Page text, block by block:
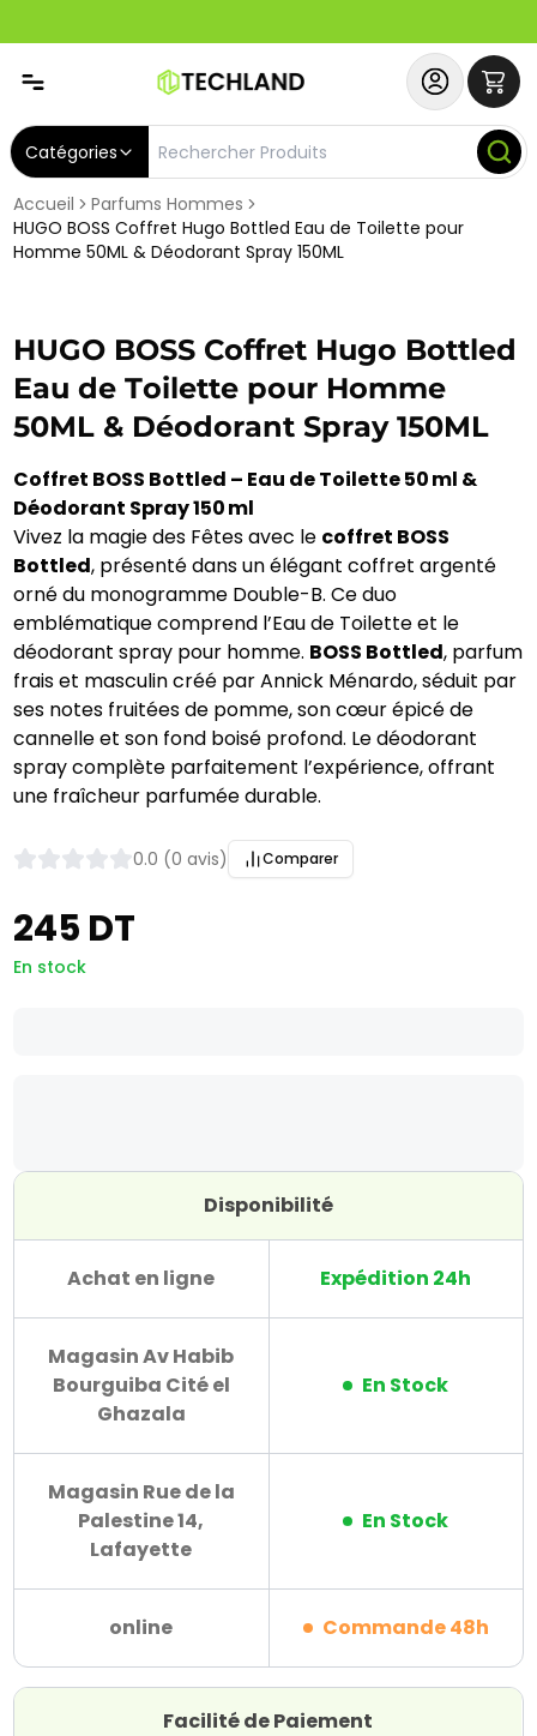
Catégories
Accueil
Parfums Hommes
HUGO BOSS Coffret Hugo Bottled Eau de Toilette pour
Homme 50ML & Déodorant Spray 150ML
HUGO BOSS Coffret Hugo Bottled
Eau de Toilette pour Homme
50ML & Déodorant Spray 150ML
Coffret BOSS Bottled – Eau de Toilette 50 ml &
Déodorant Spray 150 ml
Vivez la magie des Fêtes avec le coffret BOSS
Bottled, présenté dans un élégant coffret argenté
orné du monogramme Double-B. Ce duo
emblématique comprend l’Eau de Toilette et le
déodorant spray pour homme. BOSS Bottled, parfum
frais et masculin créé par Annick Ménardo, séduit par
ses notes fruitées de pomme, son cœur épicé de
cannelle et son fond boisé profond. Le déodorant
spray complète parfaitement l’expérience, offrant
une fraîcheur parfumée durable.
0.0 (0 avis) Comparer
245 DT
En stock
Disponibilité
Achat en ligne Expédition 24h
Magasin Av Habib
Bourguiba Cité el
Ghazala
En Stock
Magasin Rue de la
Palestine 14,
Lafayette
En Stock
online Commande 48h
Facilité de Paiement